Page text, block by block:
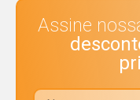
Assine